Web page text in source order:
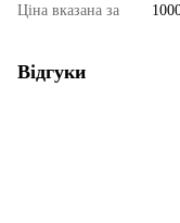
Ціна вказана за
Відгуки